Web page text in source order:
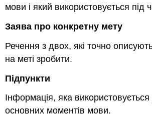
мови і який використовується під
Заява про конкретну мету
Речення з двох, які точно
на меті зробити.
Підпункти
Інформація, яка
основних моментів мови.